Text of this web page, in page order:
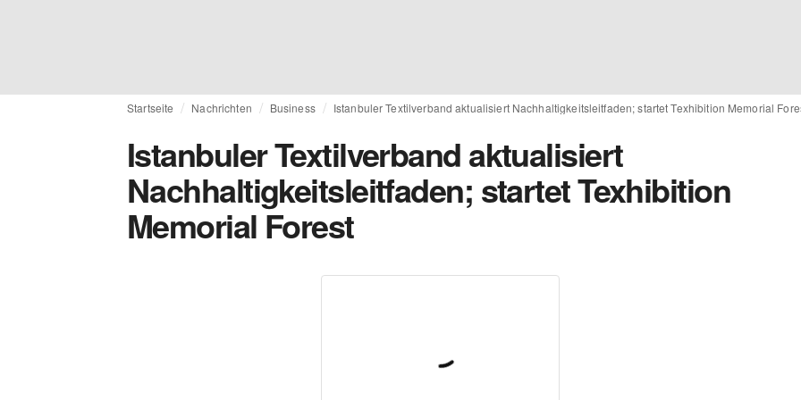
Startseite Nachrichten Business Istanbuler Textilverband aktualisiert Nachhaltigkeitsleitfaden; startet Texhibition Memorial
Istanbuler Textilverband aktualisiert
Nachhaltigkeitsleitfaden; startet Texhibition
Memorial Forest